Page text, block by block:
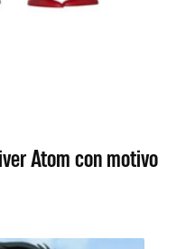
Atom con motivo